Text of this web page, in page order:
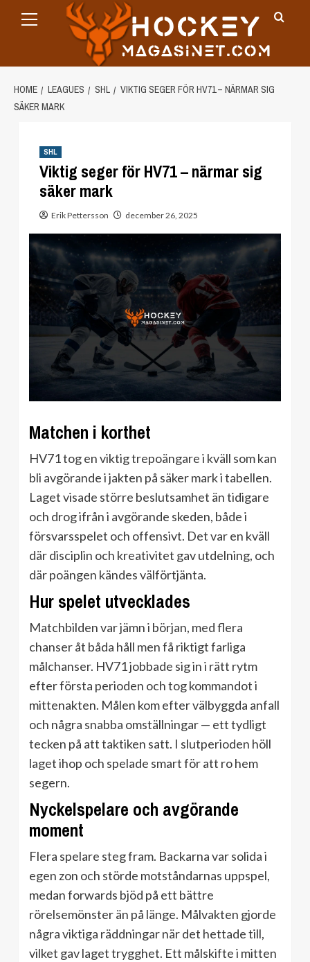
Menu
HOME LEAGUES SHL
VIKTIG SEGER FÖR HV71 – NÄRMAR SIG
SÄKER MARK
SHL
Viktig seger för HV71 – närmar sig
säker mark
Erik Pettersson december 26, 2025
Matchen i korthet
HV71 tog en viktig trepoängare i kväll som kan
bli avgörande i jakten på säker mark i tabellen.
Laget visade större beslutsamhet än tidigare
och drog ifrån i avgörande skeden, både i
försvarsspelet och offensivt. Det var en kväll
där disciplin och kreativitet gav utdelning, och
där poängen kändes välförtjänta.
Hur spelet utvecklades
Matchbilden var jämn i början, med flera
chanser åt båda håll men få riktigt farliga
målchanser. HV71 jobbade sig in i rätt rytm
efter första perioden och tog kommandot i
mittenakten. Målen kom efter välbyggda anfall
och några snabba omställningar — ett tydligt
tecken på att taktiken satt. I slutperioden höll
laget ihop och spelade smart för att ro hem
segern.
Nyckelspelare och avgörande
moment
Flera spelare steg fram. Backarna var solida i
egen zon och störde motståndarnas uppspel,
medan forwards bjöd på ett bättre
rörelsemönster än på länge. Målvakten gjorde
några viktiga räddningar när det hettade till,
vilket gav laget trygghet. Ett målskifte i mitten